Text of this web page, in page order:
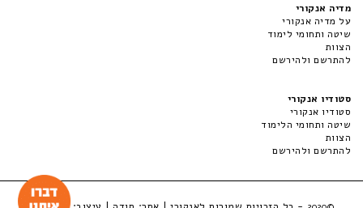
מדיה אנקורי
על מדיה אנקורי
שיטה ותחומי לימוד
הצוות
להתרשם ולהירשם
סטודיו אנקורי
סטודיו אנקורי
שיטה ותחומי הלימוד
הצוות
להתרשם ולהירשם